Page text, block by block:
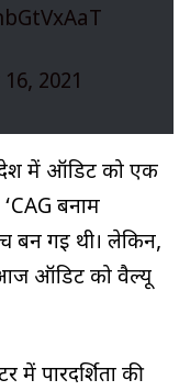
2021
देश में ऑडिट को एक
बनाम
बन गई थी। लेकिन,
ऑडिट को वैल्यू
पारदर्शिता की